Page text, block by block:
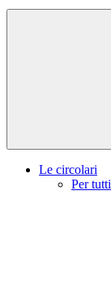
Le circolari
Per tutti